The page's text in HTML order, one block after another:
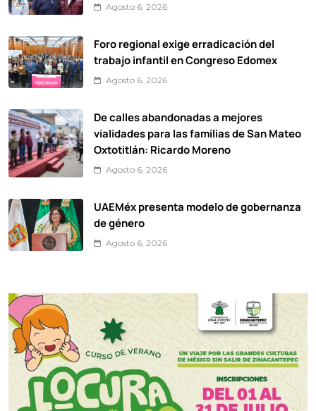
Agosto 6, 2026
Foro regional exige erradicación del
trabajo infantil en Congreso Edomex
Agosto 6, 2026
De calles abandonadas a mejores
vialidades para las familias de San Mateo
Oxtotitlán: Ricardo Moreno
Agosto 6, 2026
UAEMéx presenta modelo de gobernanza
de género
Agosto 6, 2026